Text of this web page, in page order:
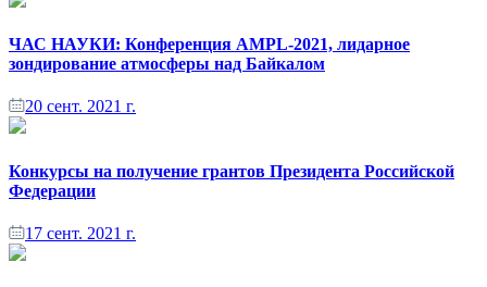
ЧАС НАУКИ: Конференция AMPL-2021, лидарное
зондирование атмосферы над Байкалом
20 сент. 2021 г.
Конкурсы на получение грантов Президента Российской
Федерации
17 сент. 2021 г.